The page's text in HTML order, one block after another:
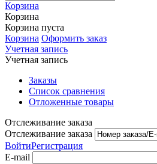
Корзина
Корзина
Корзина пуста
Корзина Оформить заказ
Учетная запись
Учетная запись
Заказы
Список сравнения
Отложенные товары
Отслеживание заказа
Отслеживание заказа
ВойтиРегистрация
E-mail